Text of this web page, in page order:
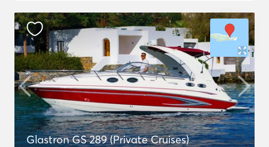
Glastron GS 289 (Private Cruises)